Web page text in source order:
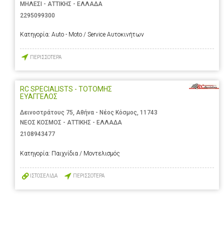
ΜΗΛΕΣΙ - ΑΤΤΙΚΗΣ - ΕΛΛΑΔΑ
2295099300
Κατηγορία: Auto - Moto / Service Αυτοκινήτων
ΠΕΡΙΣΣΟΤΕΡΑ
RC SPECIALISTS - ΤΟΤΟΜΗΣ
ΕΥΑΓΓΕΛΟΣ
Δεινοστράτους 75, Αθήνα - Νέος Κόσμος, 11743
ΝΕΟΣ ΚΟΣΜΟΣ - ΑΤΤΙΚΗΣ - ΕΛΛΑΔΑ
2108943477
Κατηγορία: Παιχνίδια / Μοντελισμός
ΙΣΤΟΣΕΛΙΔΑ ΠΕΡΙΣΣΟΤΕΡΑ